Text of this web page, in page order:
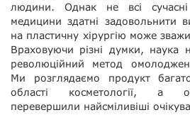
людини. Однак не всі сучасні
медицини здатні задовольнити
на пластичну хірургію може
Враховуючи різні думки, наука
революційний метод
Ми розглядаємо продукт
області косметології, а
перевершили найсміливіші